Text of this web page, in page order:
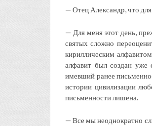
— Отец Александр, что
— Для меня этот день,
святых сложно
кириллическим
алфавит был создан уже
имевший ранее
истории цивилизации
письменности лишена.
— Все мы неоднократно